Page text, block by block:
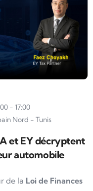
- 17:00
Nord - Tunis
et EY décryptent
automobile
de la Loi de Finances